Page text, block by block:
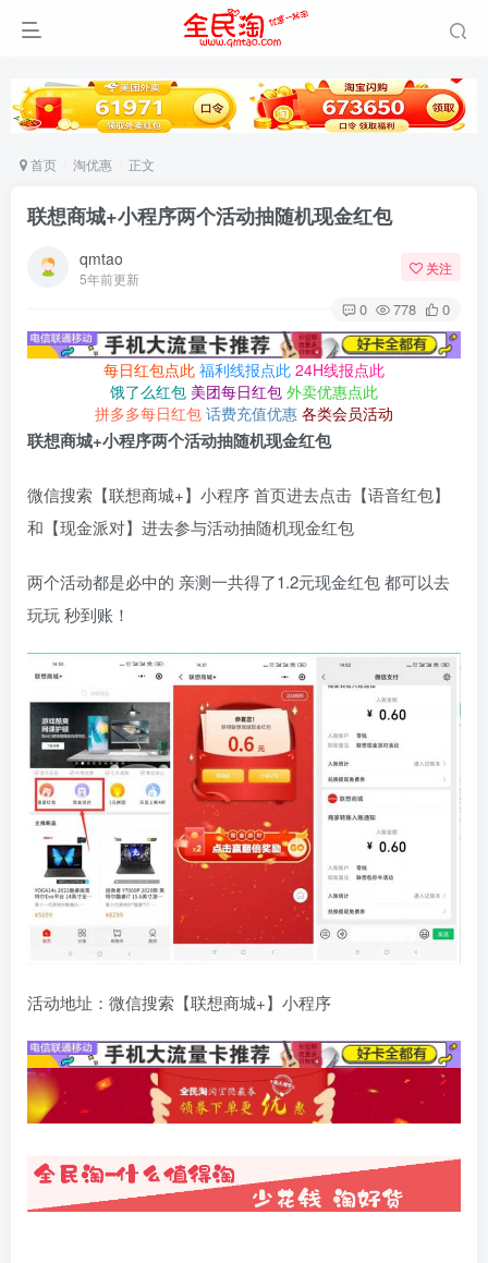
首页 淘优惠 正文
联想商城+小程序两个活动抽随机现金红包
qmtao
5年前更新
关注
0 778 0
每日红包点此 福利线报点此 24H线报点此
饿了么红包 美团每日红包 外卖优惠点此
拼多多每日红包 话费充值优惠 各类会员活动
联想商城+小程序两个活动抽随机现金红包
微信搜索【联想商城+】小程序 首页进去点击【语音红包】
和【现金派对】进去参与活动抽随机现金红包
两个活动都是必中的 亲测一共得了1.2元现金红包 都可以去
玩玩 秒到账！
活动地址：微信搜索【联想商城+】小程序